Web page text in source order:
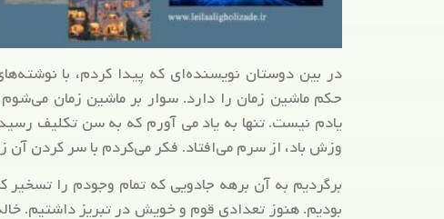
در بین دوستان نویسنده‌ای که پیدا کردم، با
حکم ماشین زمان را دارد. سوار بر ماشین زمان می‌شوم
یادم نیست. تنها به یاد می آورم که به سن تکلیف
وزش باد، از سرم می‌افتاد. فکر می‌کردم با سر کردن
برگردیم به آن برهه جادویی که تمام وجودم را تسخیر
بودیم. هنوز تعدادی قوم و خویش در تبریز داشتیم.